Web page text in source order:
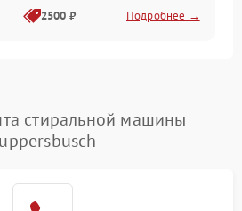
2500 ₽ Подробнее →
стиральной машины